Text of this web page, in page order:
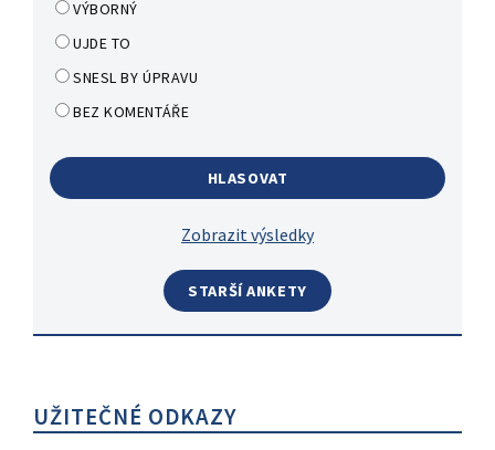
VÝBORNÝ
UJDE TO
SNESL BY ÚPRAVU
BEZ KOMENTÁŘE
Zobrazit výsledky
STARŠÍ ANKETY
UŽITEČNÉ ODKAZY